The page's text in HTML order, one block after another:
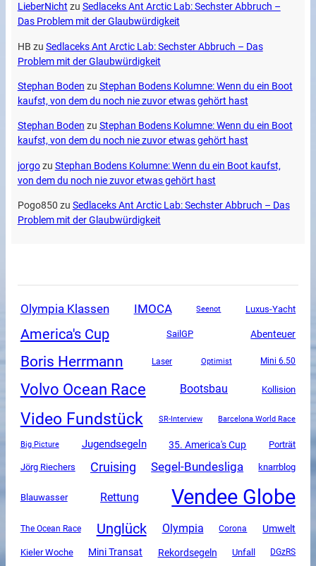
LieberNicht zu Sedlaceks Ant Arctic Lab: Sechster Abbruch –
Das Problem mit der Glaubwürdigkeit
HB zu Sedlaceks Ant Arctic Lab: Sechster Abbruch – Das
Problem mit der Glaubwürdigkeit
Stephan Boden zu Stephan Bodens Kolumne: Wenn du ein Boot
kaufst, von dem du noch nie zuvor etwas gehört hast
Stephan Boden zu Stephan Bodens Kolumne: Wenn du ein Boot
kaufst, von dem du noch nie zuvor etwas gehört hast
jorgozu Stephan Bodens Kolumne: Wenn du ein Boot kaufst,
von dem du noch nie zuvor etwas gehört hast
Pogo850 zu Sedlaceks Ant Arctic Lab: Sechster Abbruch – Das
Problem mit der Glaubwürdigkeit
Olympia Klassen IMOCA Seenot Luxus-Yacht
America's Cup SailGP Abenteuer
Boris Herrmann Laser Optimist Mini 6.50
Volvo Ocean Race Bootsbau Kollision
Video Fundstück SR-Interview Barcelona World Race
Big Picture Jugendsegeln 35. America's Cup Porträt
Jörg Riechers Cruising Segel-Bundesliga knarrblog
Blauwasser Rettung Vendee Globe
The Ocean Race Unglück Olympia Corona Umwelt
Kieler Woche Mini Transat Rekordsegeln Unfall DGzRS